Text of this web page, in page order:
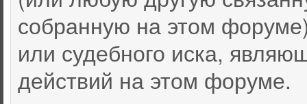
собранную на этом
или судебного иска,
действий на этом форуме.